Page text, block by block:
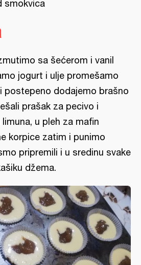
smokvica
sa šećerom i vanil
jogurt i ulje promešamo
postepeno dodajemo brašno
prašak za pecivo i
u pleh za mafin
korpice zatim i punimo
pripremili i u sredinu svake
džema.